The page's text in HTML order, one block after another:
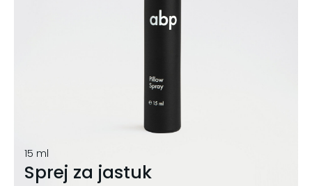
15 ml
Sprej za jastuk